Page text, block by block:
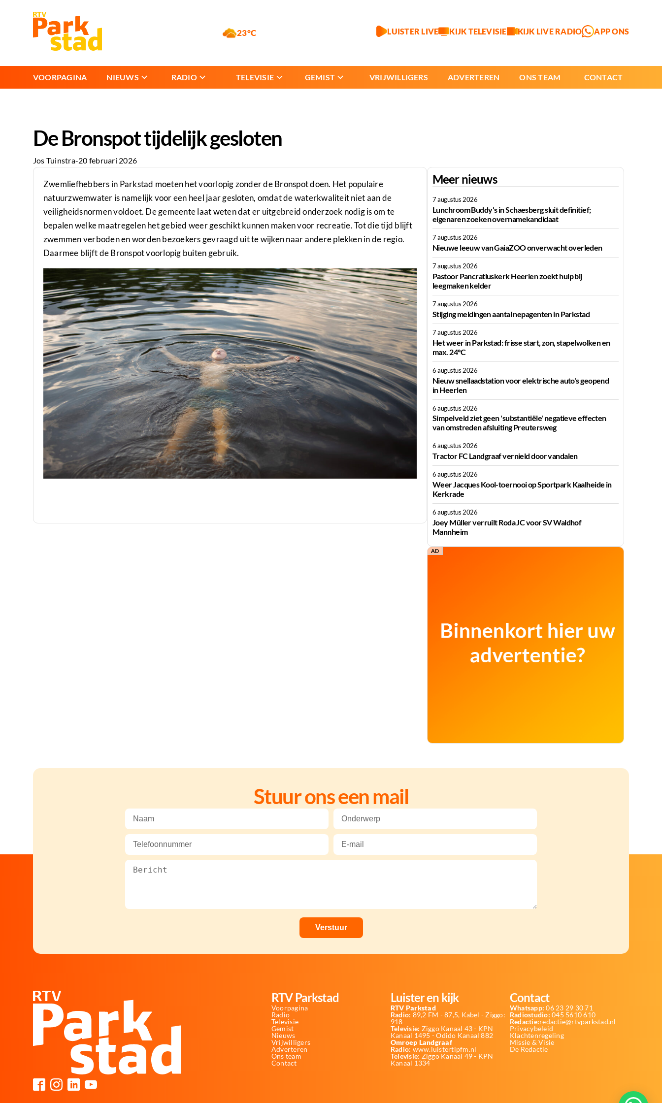
23°C LUISTER LIVE KIJK TELEVISIE KIJK LIVE RADIO APP ONS
VOORPAGINA NIEUWS RADIO TELEVISIE GEMIST VRIJWILLIGERS ADVERTEREN ONS TEAM CONTACT
De Bronspot tijdelijk gesloten
Jos Tuinstra-20 februari 2026
Zwemliefhebbers in Parkstad moeten het voorlopig zonder de Bronspot doen. Het populaire
natuurzwemwater is namelijk voor een heel jaar gesloten, omdat de waterkwaliteit niet aan de
veiligheidsnormen voldoet. De gemeente laat weten dat er uitgebreid onderzoek nodig is om te
bepalen welke maatregelen het gebied weer geschikt kunnen maken voor recreatie. Tot die tijd blijft
zwemmen verboden en worden bezoekers gevraagd uit te wijken naar andere plekken in de regio.
Daarmee blijft de Bronspot voorlopig buiten gebruik.
Meer nieuws
7 augustus 2026
Lunchroom Buddy's in Schaesberg sluit definitief;
eigenaren zoeken overnamekandidaat
7 augustus 2026
Nieuwe leeuw van GaiaZOO onverwacht overleden
7 augustus 2026
Pastoor Pancratiuskerk Heerlen zoekt hulp bij
leegmaken kelder
7 augustus 2026
Stijging meldingen aantal nepagenten in Parkstad
7 augustus 2026
Het weer in Parkstad: frisse start, zon, stapelwolken en
max. 24°C
6 augustus 2026
Nieuw snellaadstation voor elektrische auto's geopend
in Heerlen
6 augustus 2026
Simpelveld ziet geen 'substantiële' negatieve effecten
van omstreden afsluiting Preutersweg
6 augustus 2026
Tractor FC Landgraaf vernield door vandalen
6 augustus 2026
Weer Jacques Kool-toernooi op Sportpark Kaalheide in
Kerkrade
6 augustus 2026
Joey Müller verruilt Roda JC voor SV Waldhof
Mannheim
AD
Stuur ons een mail
RTV Parkstad
Voorpagina
Radio
Televisie
Gemist
Nieuws
Vrijwilligers
Adverteren
Ons team
Contact
Luister en kijk
RTV Parkstad
Radio: 89,2 FM - 87,5, Kabel - Ziggo:
918
Televisie: Ziggo Kanaal 43 - KPN
Kanaal 1495 - Odido Kanaal 882
Omroep Landgraaf
Radio: www.luistertipfm.nl
Televisie: Ziggo Kanaal 49 - KPN
Kanaal 1334
Contact
Whatsapp: 06 23 29 30 71
Radiostudio: 045 5610 610
Redactie:redactie@rtvparkstad.nl
Privacybeleid
Klachtenregeling
Missie & Visie
De Redactie